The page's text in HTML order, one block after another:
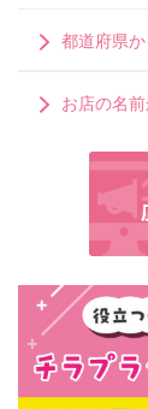
都道府県
お店の名